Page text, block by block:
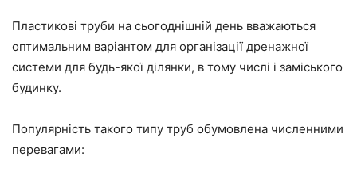
Пластикові труби на сьогоднішній день вважаються
оптимальним варіантом для організації дренажної
системи для будь-якої ділянки, в тому числі і заміського
будинку.
Популярність такого типу труб обумовлена численними
перевагами: